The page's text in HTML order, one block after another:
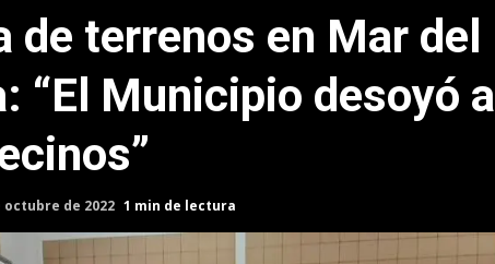
de terrenos en Mar del
“El Municipio desoyó a
octubre de 2022 1 min de lectura